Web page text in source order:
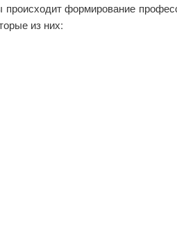
формирование
из них: